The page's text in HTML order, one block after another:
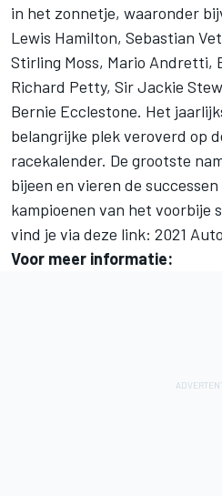
in het zonnetje, waaronder
Lewis Hamilton, Sebastian
Stirling Moss, Mario Andretti,
Richard Petty, Sir Jackie
Bernie Ecclestone. Het
belangrijke plek veroverd op
racekalender. De grootste
bijeen en vieren de
kampioenen van het voorbije
vind je via deze link: 2021
Voor meer informatie: